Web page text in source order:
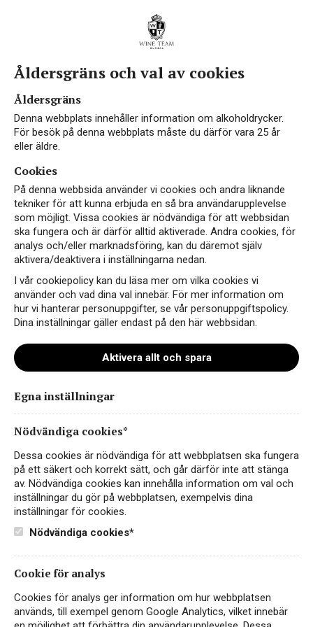
Big Zin Old Vines BIB
Instagram
Facebook
Åldersgräns och val av cookies
Åldersgräns
Denna webbplats innehåller information om alkoholdrycker.
För besök på denna webbplats måste du därför vara 25 år
eller äldre.
Cookies
På denna webbsida använder vi cookies och andra liknande
tekniker för att kunna erbjuda en så bra användarupplevelse
som möjligt. Vissa cookies är nödvändiga för att webbsidan
ska fungera och är därför alltid aktiverade. Andra cookies, för
analys och/eller marknadsföring, kan du däremot själv
aktivera/deaktivera i inställningarna nedan.
I vår cookiepolicy kan du läsa mer om vilka cookies vi
använder och vad dina val innebär. För mer information om
hur vi hanterar personuppgifter, se vår personuppgiftspolicy.
Dina inställningar gäller endast på den här webbsidan.
Aktivera allt och spara
Egna inställningar
Nödvändiga cookies*
Dessa cookies är nödvändiga för att webbplatsen ska fungera
på ett säkert och korrekt sätt, och går därför inte att stänga
av. Nödvändiga cookies kan innehålla information om val och
inställningar du gör på webbplatsen, exempelvis dina
inställningar för cookies.
Nödvändiga cookies*
Cookie för analys
Cookies för analys ger information om hur webbplatsen
används, till exempel genom Google Analytics, vilket innebär